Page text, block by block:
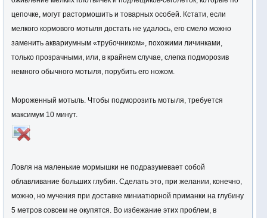
цепочке, могут растормошить и товарных особей. Кстати, если
мелкого кормового мотыля достать не удалось, его смело можно
заменить аквариумным «трубочником», похожими личинками,
только прозрачными, или, в крайнем случае, слегка подморозив
немного обычного мотыля, порубить его ножом.
Мороженный мотыль. Чтобы подморозить мотыля, требуется
максимум 10 минут.
Ловля на маленькие мормышки не подразумевает собой
облавливание больших глубин. Сделать это, при желании, конечно,
можно, но мучения при доставке миниатюрной приманки на глубину
5 метров совсем не окупятся. Во избежание этих проблем, в